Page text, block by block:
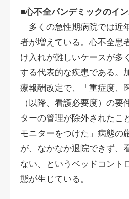
■心不全パンデミックのイ
多くの急性期病院では近
者が増えている。心不全患
け入れが難しいケースが多
する代表的な疾患である。
療報酬改定で、「重症度、
（以降、看護必要度）の要
ターの管理が除外されたこ
モニターをつけた」病態の
が、なかなか退院できず、
ない、というベッドコント
態が生じている。